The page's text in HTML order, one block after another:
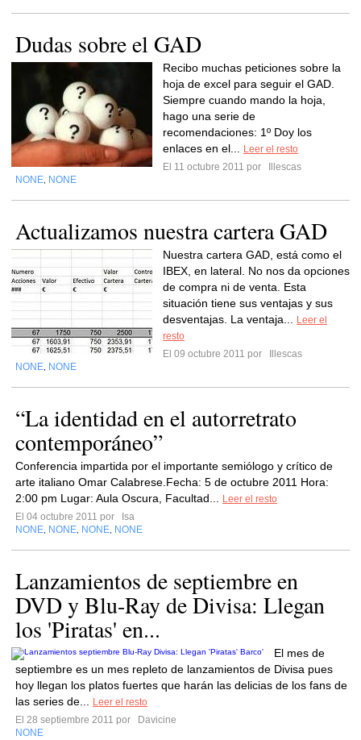
Dudas sobre el GAD
Recibo muchas peticiones sobre la
hoja de excel para seguir el GAD.
Siempre cuando mando la hoja,
hago una serie de
recomendaciones: 1º Doy los
enlaces en el...
Leer el resto
El 11 octubre 2011 por
Illescas
NONE NONE
Actualizamos nuestra cartera GAD
Nuestra cartera GAD, está como el
IBEX, en lateral. No nos da opciones
de compra ni de venta. Esta
situación tiene sus ventajas y sus
desventajas. La ventaja...
Leer el
resto
El 09 octubre 2011 por
Illescas
NONE NONE
“La identidad en el autorretrato
contemporáneo”
Conferencia impartida por el importante semiólogo y crítico de
arte italiano Omar Calabrese.Fecha: 5 de octubre 2011 Hora:
2:00 pm Lugar: Aula Oscura, Facultad...
Leer el resto
El 04 octubre 2011 por
Isa
NONE NONE NONE NONE
Lanzamientos de septiembre en
DVD y Blu-Ray de Divisa: Llegan
los 'Piratas' en...
El mes de
septiembre es un mes repleto de lanzamientos de Divisa pues
hoy llegan los platos fuertes que harán las delicias de los fans de
las series de...
Leer el resto
El 28 septiembre 2011 por
Davicine
NONE